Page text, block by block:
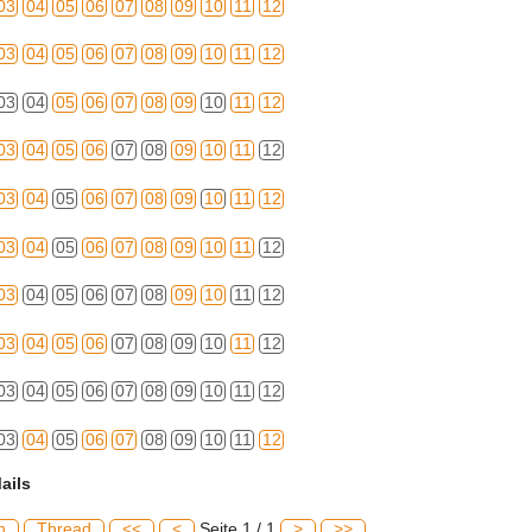
04 05 06 07 08 09 10 11 12
04 05 06 07 08 09 10 11 12
04 05 06 07 08 09 10 11 12
04 05 06 07 08 09 10 11 12
04 05 06 07 08 09 10 11 12
04 05 06 07 08 09 10 11 12
04 05 06 07 08 09 10 11 12
04 05 06 07 08 09 10 11 12
04 05 06 07 08 09 10 11 12
04 05 06 07 08 09 10 11 12